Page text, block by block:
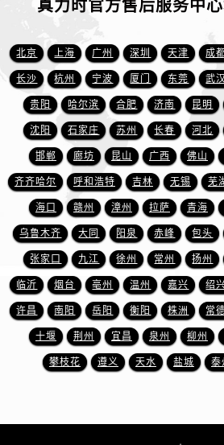
真力时官方售后服务中
北京 上海 广州 深圳 天津 成
长沙 杭州 宁波 厦门 东莞 武汉
贵阳 哈尔滨 合肥 济南 昆明
沈阳 石家庄 苏州 长春 河北
邯郸 廊坊 昆山 广西 佛山
齐齐哈尔 呼和浩特 吉林 无锡 芜
海口 赣州 漳州 拉萨 青海
乌鲁木齐 大同 阳泉 赤峰 包头
张家口 九江 徐州 常州 扬州
临沂 烟台 亳州 温州 嘉兴 绍
许昌 南阳 岳阳 衡阳 株洲 常
十堰 荆州 宜昌 泉州 柳州
攀枝花 遵义 天水 盐城 泰